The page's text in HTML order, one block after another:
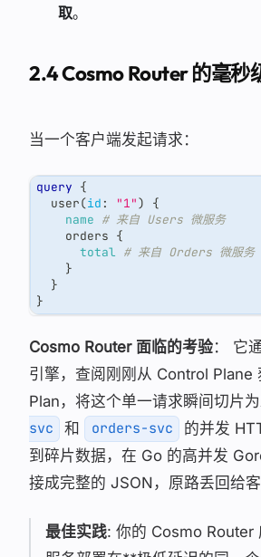
取。
2.4 Cosmo Router 的毫秒
当一个客户端发起请求：
query {
user(id : "1")
{
name # 来自 Users 微服务
orders {
total # 来自 Orders 微服务
}
}
}
Cosmo Router 面临的考验： 它
引擎，查阅刚刚从 Control Plane
Plan，将这个单一请求瞬间切片
svc
和 orders-svc
的并发
到碎片数据，在 Go 的高并发
接成完整的 JSON，原路丢回给客
最佳实践: 你的 Cosmo Router